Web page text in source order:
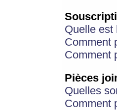
Quelle est
Comment
Comment
Pièces
Quelles
Comment